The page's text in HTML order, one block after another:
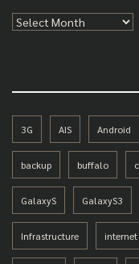
Archives
3G AIS Android
backup buffalo
GalaxyS GalaxyS3
Infrastructure internet